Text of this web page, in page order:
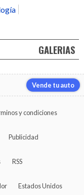
GALERIAS
Vende tu auto
y condiciones
Publicidad
RSS
Estados Unidos